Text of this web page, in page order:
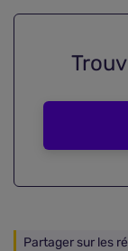
Partager sur les